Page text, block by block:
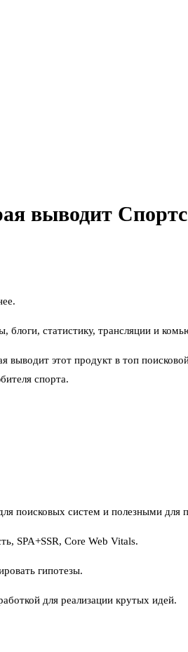
выводит
блоги, статистику, трансляции и
выводит этот продукт в топ
спорта.
поисковых систем и полезными для
SPA+SSR, Core Web Vitals.
гипотезы.
для реализации крутых идей.